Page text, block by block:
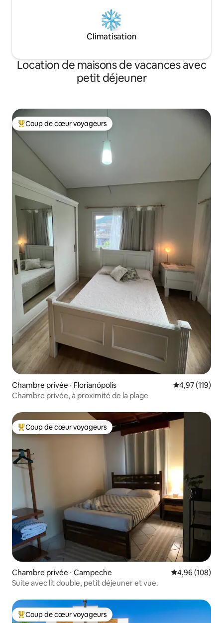
Climatisation
Location de maisons de vacances avec
petit déjeuner
Coups de cœur voyageurs les plus appréciés
Coup de cœur voyageurs
Chambre privée ⋅ Florianópolis Évaluation
4,97 (119)
Chambre privée, à proximité de la plage
Coups de cœur voyageurs les plus appréciés
Coup de cœur voyageurs
Chambre privée ⋅ Campeche Évaluation
4,96 (108)
Suite avec lit double, petit déjeuner et vue.
Coups de cœur voyageurs les plus appréciés
Coup de cœur voyageurs